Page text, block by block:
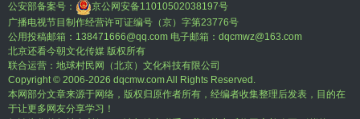
公安部备案号：
京公网安备11010502038197号
广播电视节目制作经营许可证编号（京）字第23776号
公用投稿邮箱：138471666@qq.com 电子邮箱：dqcmwz@163.com
北京还看今朝文化传媒 版权所有
联合运营：地球村民网（北京）文化科技有限公司
Copyright © 2006-2026 dqcmw.com All Rights Reserved.
本网部分文章来源于网络，版权归原作者所有，经编者收集整理后发表，目的在
于让更多网友分享学习！